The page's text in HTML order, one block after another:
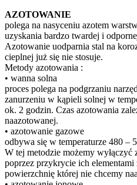
AZOTOWANIE
polega na nasyceniu azotem
uzyskania bardzo twardej i
Azotowanie uodparnia stal na
cieplnej już się nie stosuje.
Metody azotowania :
• wanna solna
proces polega na podgrzaniu
zanurzeniu w kąpieli solnej w
ok. 2 godzin. Czas azotowania
naazotowanej.
• azotowanie gazowe
odbywa się w temperaturze 480 –
W tej metodzie możemy wyłączyć
poprzez przykrycie ich
powierzchnię której nie chcemy